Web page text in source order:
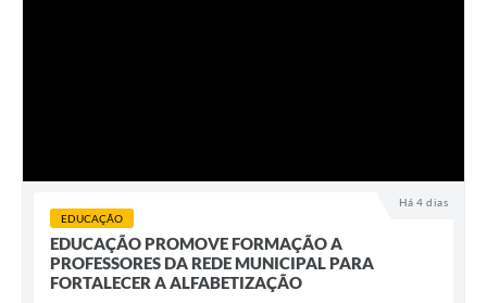
Há 4 dias
EDUCAÇÃO
EDUCAÇÃO PROMOVE FORMAÇÃO A
PROFESSORES DA REDE MUNICIPAL PARA
FORTALECER A ALFABETIZAÇÃO